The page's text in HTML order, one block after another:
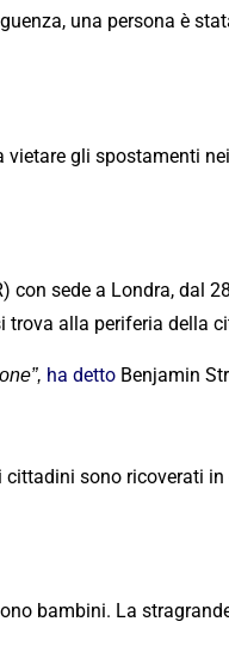
una persona è
gli spostamenti
con sede a Londra,
alla periferia della
ha detto Benjamin
sono ricoverati
bambini. La